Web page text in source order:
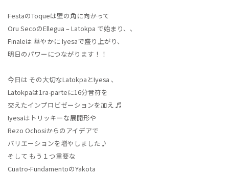
FestaのToqueは壁の角に向かって
Oru SecoのEllegua – Latokpa で始まり、、
Finaleは 華やかに Iyesaで盛り上がり、
明日のパワーにつながります！！
今日は その大切なLatokpaとIyesa 、
Latokpaは1ra-parteに16分音符を
交えたインプロビゼーションを加え ♬
Iyesaはトリッキーな展開形や
Rezo Ochosiからのアイデアで
バリエーションを増やしました♪
そして もう１つ重要な
Cuatro-FundamentoのYakota